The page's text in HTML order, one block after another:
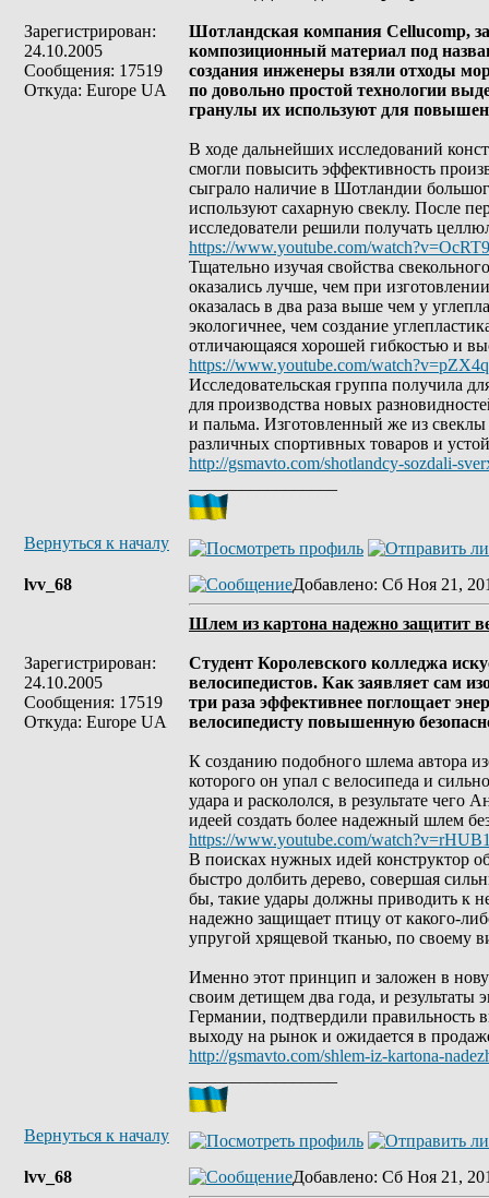
Зарегистрирован:
24.10.2005
Сообщения: 17519
Откуда: Europe UA
Шотландская компания Cellucomp,
композиционный материал под
создания инженеры взяли отходы
по довольно простой технологии
гранулы их используют для
В ходе дальнейших исследований
смогли повысить эффективность
сыграло наличие в Шотландии
используют сахарную свеклу. После
исследователи решили получать
https://www.youtube.com/
Тщательно изучая свойства
оказались лучше, чем при
оказалась в два раза выше чем у
экологичнее, чем создание
отличающаяся хорошей гибкостью и
https://www.youtube.com/
Исследовательская группа получила
для производства новых
и пальма. Изготовленный же из
различных спортивных товаров и
http://gsmavto.com/shotlandcy-sozdali-
Вернуться к началу
lvv_68
Зарегистрирован:
24.10.2005
Сообщения: 17519
Откуда: Europe UA
Добавлено: Сб Ноя 21,
Шлем из картона надежно защитит
Студент Королевского колледжа
велосипедистов. Как заявляет сам
три раза эффективнее поглощает
велосипедисту повышенную
К созданию подобного шлема автора
которого он упал с велосипеда и
удара и раскололся, в результате чего
идеей создать более надежный шлем
https://www.youtube.com/
В поисках нужных идей конструктор
быстро долбить дерево, совершая
бы, такие удары должны приводить к
надежно защищает птицу от какого-
упругой хрящевой тканью, по своему
Именно этот принцип и заложен в
своим детищем два года, и результаты
Германии, подтвердили
выходу на рынок и ожидается в
http://gsmavto.com/shlem-iz-kartona-
Вернуться к началу
lvv_68 Добавлено: Сб Ноя 21,